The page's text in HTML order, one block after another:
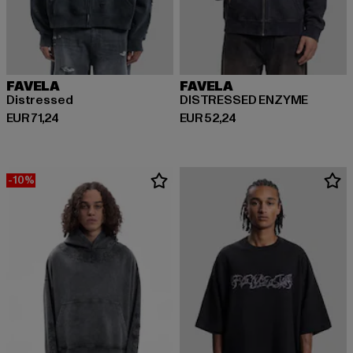
FAVELA
Distressed
EUR 71,24
Huidige prijs: EUR 71,24
FAVELA
DISTRESSED ENZYME
EUR 52,24
Huidige prijs: EUR 52,24
-10%